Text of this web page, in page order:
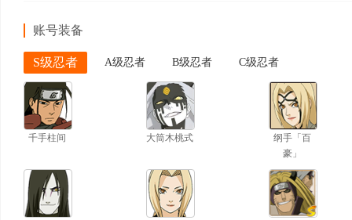
账号装备
S级忍者 A级忍者 B级忍者 C级忍者
千手柱间 大筒木桃式
纲手「百
豪」